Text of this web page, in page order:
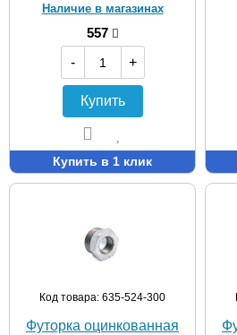
Наличие в магазинах
557
-
+
Купить
Купить в 1 клик
Код товара: 635-524-300
Футорка оцинкованная